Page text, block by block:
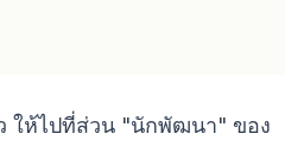
ให้ไปที่ส่วน "นักพัฒนา" ของ